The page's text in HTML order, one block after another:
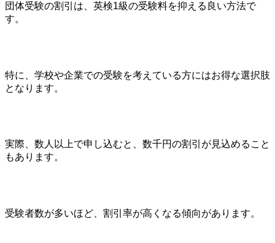
団体受験の割引は、英検1級の受験料を抑える良い方法で
す。
特に、学校や企業での受験を考えている方にはお得な選択肢
となります。
実際、数人以上で申し込むと、数千円の割引が見込めること
もあります。
受験者数が多いほど、割引率が高くなる傾向があります。